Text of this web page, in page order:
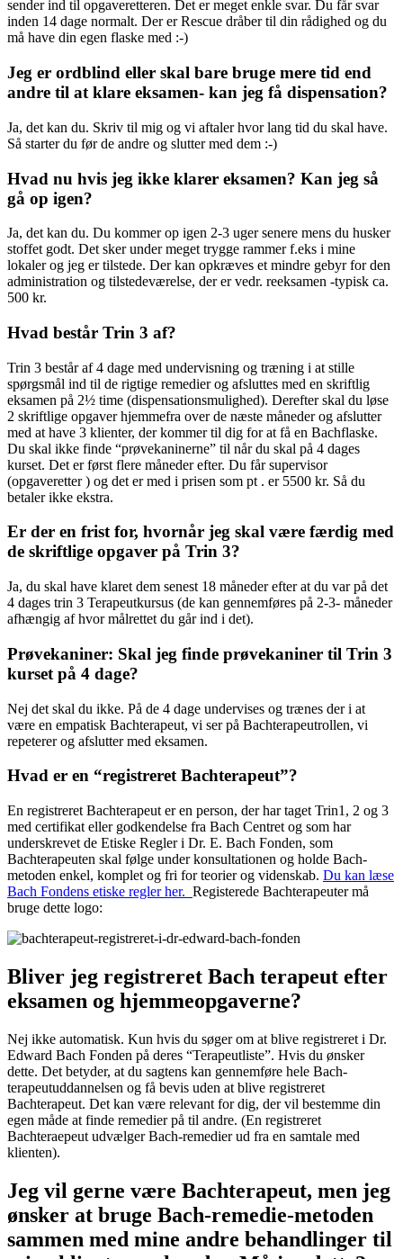
sender ind til opgaveretteren. Det er meget enkle svar. Du får svar
inden 14 dage normalt. Der er Rescue dråber til din rådighed og du
må have din egen flaske med :-)
Jeg er ordblind eller skal bare bruge mere tid end
andre til at klare eksamen- kan jeg få dispensation?
Ja, det kan du. Skriv til mig og vi aftaler hvor lang tid du skal have.
Så starter du før de andre og slutter med dem :-)
Hvad nu hvis jeg ikke klarer eksamen? Kan jeg så
gå op igen?
Ja, det kan du. Du kommer op igen 2-3 uger senere mens du husker
stoffet godt. Det sker under meget trygge rammer f.eks i mine
lokaler og jeg er tilstede. Der kan opkræves et mindre gebyr for den
administration og tilstedeværelse, der er vedr. reeksamen -typisk ca.
500 kr.
Hvad består Trin 3 af?
Trin 3 består af 4 dage med undervisning og træning i at stille
spørgsmål ind til de rigtige remedier og afsluttes med en skriftlig
eksamen på 2½ time (dispensationsmulighed). Derefter skal du løse
2 skriftlige opgaver hjemmefra over de næste måneder og afslutter
med at have 3 klienter, der kommer til dig for at få en Bachflaske.
Du skal ikke finde “prøvekaninerne” til når du skal på 4 dages
kurset. Det er først flere måneder efter. Du får supervisor
(opgaveretter ) og det er med i prisen som pt . er 5500 kr. Så du
betaler ikke ekstra.
Er der en frist for, hvornår jeg skal være færdig med
de skriftlige opgaver på Trin 3?
Ja, du skal have klaret dem senest 18 måneder efter at du var på det
4 dages trin 3 Terapeutkursus (de kan gennemføres på 2-3- måneder
afhængig af hvor målrettet du går ind i det).
Prøvekaniner: Skal jeg finde prøvekaniner til Trin 3
kurset på 4 dage?
Nej det skal du ikke. På de 4 dage undervises og trænes der i at
være en empatisk Bachterapeut, vi ser på Bachterapeutrollen, vi
repeterer og afslutter med eksamen.
Hvad er en “registreret Bachterapeut”?
En registreret Bachterapeut er en person, der har taget Trin1, 2 og 3
med certifikat eller godkendelse fra Bach Centret og som har
underskrevet de Etiske Regler i Dr. E. Bach Fonden, som
Bachterapeuten skal følge under konsultationen og holde Bach-
metoden enkel, komplet og fri for teorier og videnskab. Du kan læse
Bach Fondens etiske regler her. Registerede Bachterapeuter må
bruge dette logo:
Bliver jeg registreret Bach terapeut efter
eksamen og hjemmeopgaverne?
Nej ikke automatisk. Kun hvis du søger om at blive registreret i Dr.
Edward Bach Fonden på deres “Terapeutliste”. Hvis du ønsker
dette. Det betyder, at du sagtens kan gennemføre hele Bach-
terapeutuddannelsen og få bevis uden at blive registreret
Bachterapeut. Det kan være relevant for dig, der vil bestemme din
egen måde at finde remedier på til andre. (En registreret
Bachteraepeut udvælger Bach-remedier ud fra en samtale med
klienten).
Jeg vil gerne være Bachterapeut, men jeg
ønsker at bruge Bach-remedie-metoden
sammen med mine andre behandlinger til